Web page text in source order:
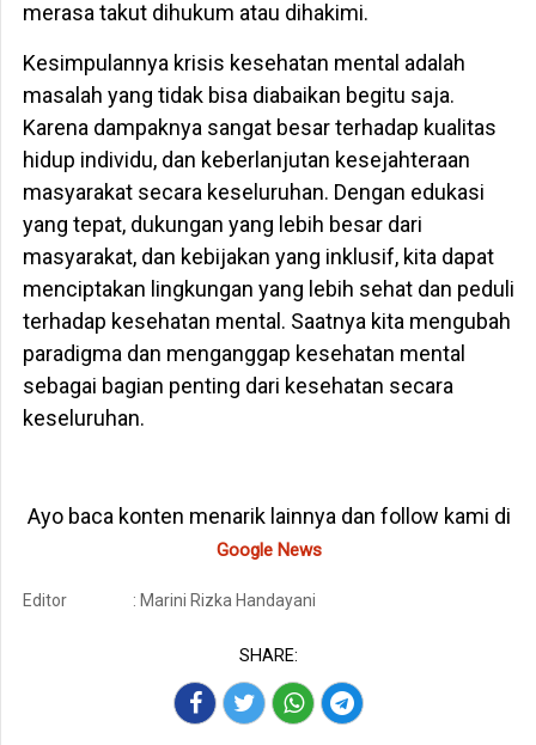
merasa takut dihukum atau dihakimi.
Kesimpulannya krisis kesehatan mental adalah
masalah yang tidak bisa diabaikan begitu saja.
Karena dampaknya sangat besar terhadap kualitas
hidup individu, dan keberlanjutan kesejahteraan
masyarakat secara keseluruhan. Dengan edukasi
yang tepat, dukungan yang lebih besar dari
masyarakat, dan kebijakan yang inklusif, kita dapat
menciptakan lingkungan yang lebih sehat dan peduli
terhadap kesehatan mental. Saatnya kita mengubah
paradigma dan menganggap kesehatan mental
sebagai bagian penting dari kesehatan secara
keseluruhan.
Ayo baca konten menarik lainnya dan follow kami di
Google News
Editor : Marini Rizka Handayani
SHARE: